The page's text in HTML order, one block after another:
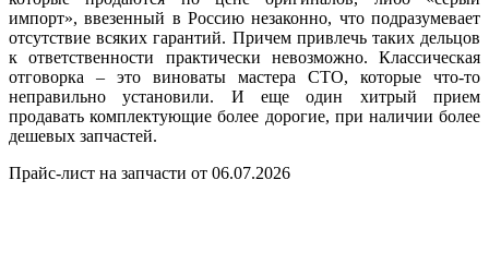
импорт», ввезенный в Россию незаконно, что подразумевает
отсутствие всяких гарантий. Причем привлечь таких дельцов
к ответственности практически невозможно. Классическая
отговорка – это виноваты мастера СТО, которые что-то
неправильно установили. И еще один хитрый прием
продавать комплектующие более дорогие, при наличии более
дешевых запчастей.
Прайс-лист на запчасти от 06.07.2026